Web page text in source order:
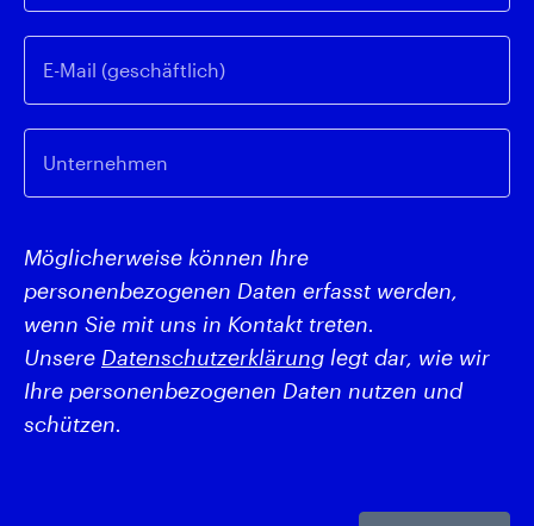
E-Mail (geschäftlich)
Unternehmen
Möglicherweise können Ihre
personenbezogenen Daten erfasst werden,
wenn Sie mit uns in Kontakt treten.
Unsere Datenschutzerklärung legt dar, wie wir
Ihre personenbezogenen Daten nutzen und
schützen.